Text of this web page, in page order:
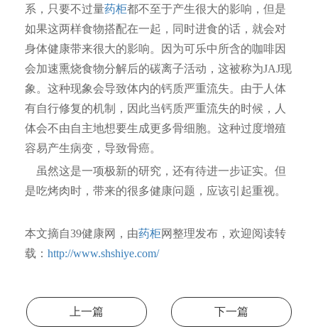
系，只要不过量药柜都不至于产生很大的影响，但是
如果这两样食物搭配在一起，同时进食的话，就会对
身体健康带来很大的影响。因为可乐中所含的咖啡因
会加速熏烧食物分解后的碳离子活动，这被称为JAJ现
象。这种现象会导致体内的钙质严重流失。由于人体
有自行修复的机制，因此当钙质严重流失的时候，人
体会不由自主地想要生成更多骨细胞。这种过度增殖
容易产生病变，导致骨癌。
虽然这是一项极新的研究，还有待进一步证实。但
是吃烤肉时，带来的很多健康问题，应该引起重视。
本文摘自39健康网，由药柜网整理发布，欢迎阅读转
载： http://www.shshiye.com/
上一篇 下一篇